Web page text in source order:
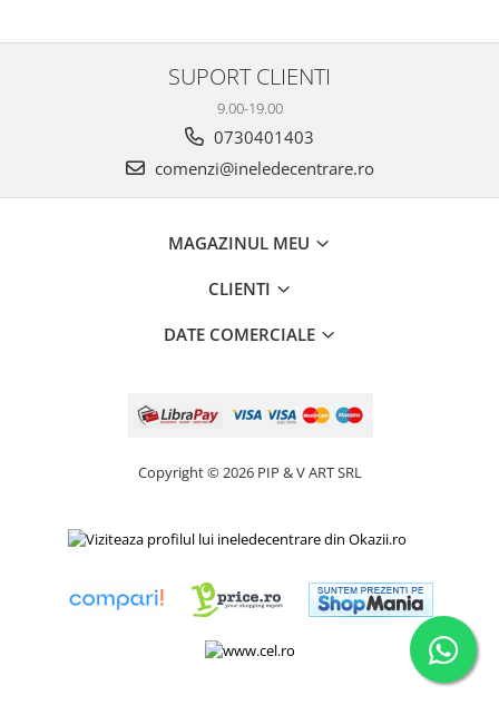
SUPORT CLIENTI
9.00-19.00
0730401403
comenzi@ineledecentrare.ro
MAGAZINUL MEU
CLIENTI
DATE COMERCIALE
Copyright © 2026 PIP & V ART SRL